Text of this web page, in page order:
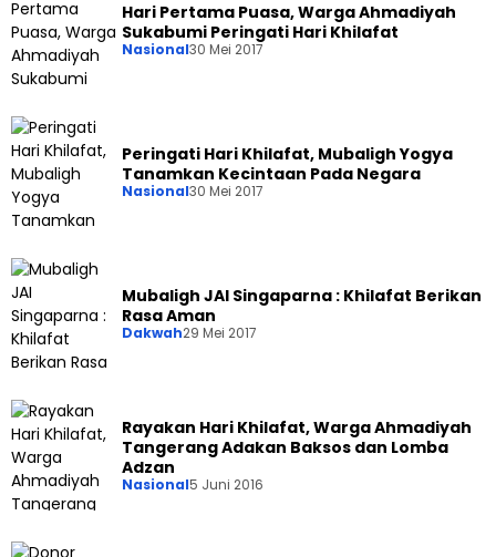
Hari Pertama Puasa, Warga Ahmadiyah
Sukabumi Peringati Hari Khilafat
Nasional30 Mei 2017
Peringati Hari Khilafat, Mubaligh Yogya
Tanamkan Kecintaan Pada Negara
Nasional30 Mei 2017
Mubaligh JAI Singaparna : Khilafat Berikan
Rasa Aman
Dakwah29 Mei 2017
Rayakan Hari Khilafat, Warga Ahmadiyah
Tangerang Adakan Baksos dan Lomba
Adzan
Nasional5 Juni 2016